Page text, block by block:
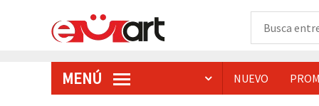
MENÚ NUEVO